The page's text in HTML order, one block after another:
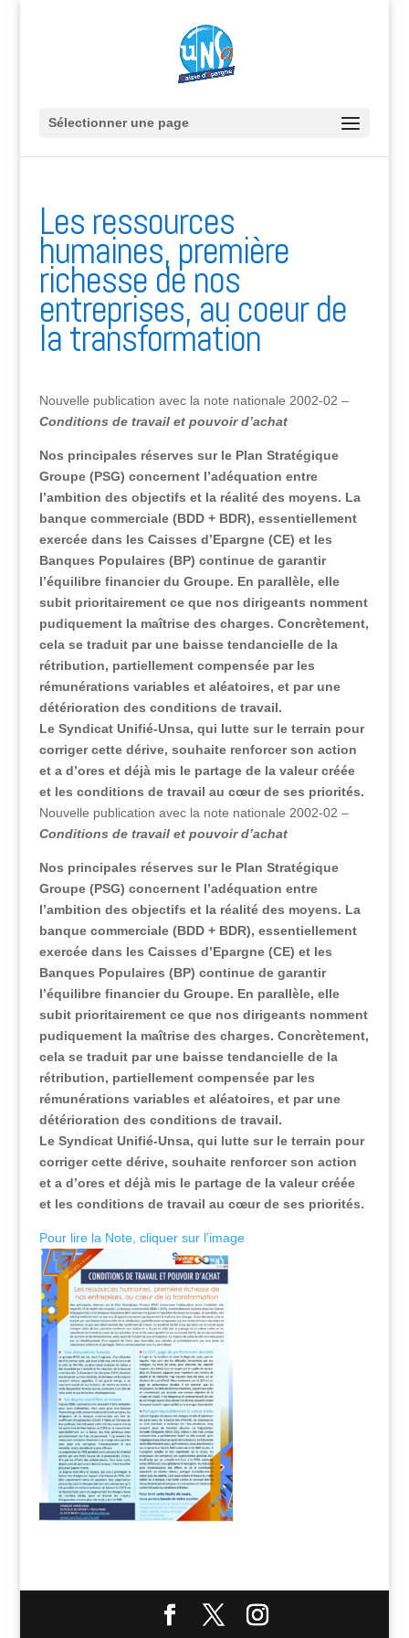
Sélectionner une page
Les ressources
humaines, première
richesse de nos
entreprises, au coeur de
la transformation
Nouvelle publication avec la note nationale 2002-02 –
Conditions de travail et pouvoir d’achat
Nos principales réserves sur le Plan Stratégique
Groupe (PSG) concernent l’adéquation entre
l’ambition des objectifs et la réalité des moyens. La
banque commerciale (BDD + BDR), essentiellement
exercée dans les Caisses d’Epargne (CE) et les
Banques Populaires (BP) continue de garantir
l’équilibre financier du Groupe. En parallèle, elle
subit prioritairement ce que nos dirigeants nomment
pudiquement la maîtrise des charges. Concrètement,
cela se traduit par une baisse tendancielle de la
rétribution, partiellement compensée par les
rémunérations variables et aléatoires, et par une
détérioration des conditions de travail.
Le Syndicat Unifié-Unsa, qui lutte sur le terrain pour
corriger cette dérive, souhaite renforcer son action
et a d’ores et déjà mis le partage de la valeur créée
et les conditions de travail au cœur de ses priorités.
Nouvelle publication avec la note nationale 2002-02 –
Conditions de travail et pouvoir d’achat
Nos principales réserves sur le Plan Stratégique
Groupe (PSG) concernent l’adéquation entre
l’ambition des objectifs et la réalité des moyens. La
banque commerciale (BDD + BDR), essentiellement
exercée dans les Caisses d’Epargne (CE) et les
Banques Populaires (BP) continue de garantir
l’équilibre financier du Groupe. En parallèle, elle
subit prioritairement ce que nos dirigeants nomment
pudiquement la maîtrise des charges. Concrètement,
cela se traduit par une baisse tendancielle de la
rétribution, partiellement compensée par les
rémunérations variables et aléatoires, et par une
détérioration des conditions de travail.
Le Syndicat Unifié-Unsa, qui lutte sur le terrain pour
corriger cette dérive, souhaite renforcer son action
et a d’ores et déjà mis le partage de la valeur créée
et les conditions de travail au cœur de ses priorités.
Pour lire la Note, cliquer sur l’image